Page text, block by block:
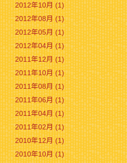
2012年10月 (1)
2012年08月 (1)
2012年05月 (1)
2012年04月 (1)
2011年12月 (1)
2011年10月 (1)
2011年08月 (1)
2011年06月 (1)
2011年04月 (1)
2011年02月 (1)
2010年12月 (1)
2010年10月 (1)